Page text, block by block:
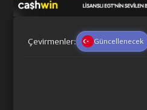
Çevirmenler: Güncellenecek